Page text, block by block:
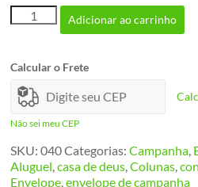
Envelope
Colunas
de
Deus
quantidade
Adicionar ao carrinho
Calcular o Frete
Não sei meu CEP
SKU:040Categorias:Campanha,
Aluguel,casa de deus,Colunas,
Envelope,envelope de campanha